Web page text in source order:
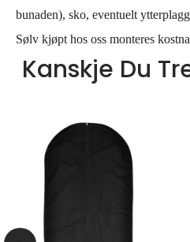
bunaden), sko, eventuelt
Sølv kjøpt hos oss monteres
Kanskje Du